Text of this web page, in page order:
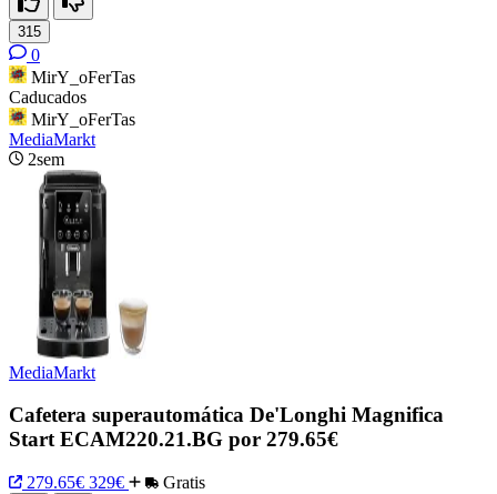
315
0
MirY_oFerTas
Caducados
MirY_oFerTas
MediaMarkt
2sem
MediaMarkt
Cafetera superautomática De'Longhi Magnifica
Start ECAM220.21.BG por 279.65€
279.65€ 329€ Gratis